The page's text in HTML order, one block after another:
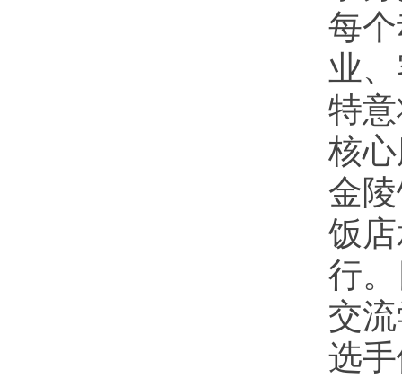
每
业
特
核
金
饭
行
交
选